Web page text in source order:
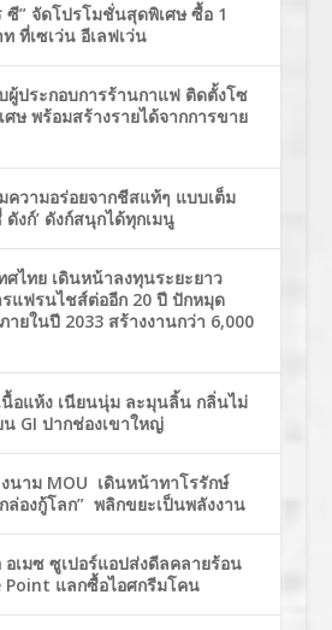
ซี” จัดโปรโมชั่นสุดพิเศษ ซื้อ 1
ที่เซเว่น อีเลฟเว่น
ผู้ประกอบการร้านกาแฟ ติดตั้งโซ
ศษ พร้อมสร้างรายได้จากการขาย
ความอร่อยจากชีสแท้ๆ แบบเต็ม
งก์’ ดังก์สนุกได้ทุกเมนู
ไทย เดินหน้าลงทุนระยะยาว
แฟรนไชส์ต่ออีก 20 ปี ปักหมุด
ายในปี 2033 สร้างงานกว่า 6,000
นื้อแห้ง เนียนนุ่ม ละมุนลิ้น กลิ่นไม่
น GI ปากช่องเขาใหญ่
นาม MOU เดินหน้าทาโรรักษ์
ล่องกู้โลก” พลิกขยะเป็นพลังงาน
เมซ ซูเปอร์แอปส่งดีลคลายร้อน
Point แลกซื้อไอศกรีมโคน